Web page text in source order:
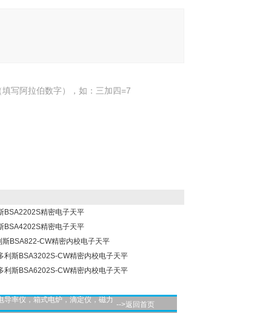
写阿拉伯数字），如：三加四=7
BSA2202S精密电子天平
BSA4202S精密电子天平
斯BSA822-CW精密内校电子天平
利斯BSA3202S-CW精密内校电子天平
利斯BSA6202S-CW精密内校电子天平
率仪，箱式电炉，滴定仪，磁力
-->返回首页